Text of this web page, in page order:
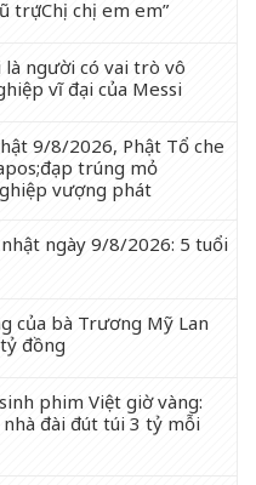
“Chị chị em em”
là người có vai trò vô
vĩ đại của Messi
9/8/2026, Phật Tổ che
trúng mỏ
vượng phát
ngày 9/8/2026: 5 tuổi
của bà Trương Mỹ Lan
đồng
phim Việt giờ vàng:
đài đút túi 3 tỷ mỗi